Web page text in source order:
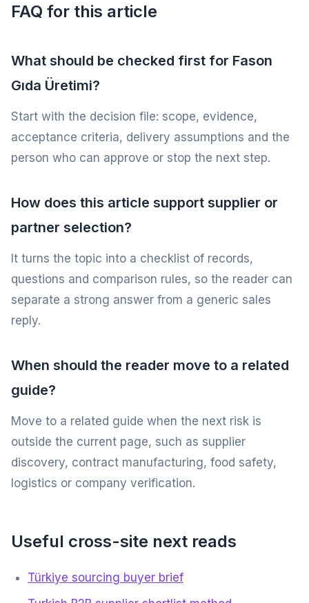
FAQ for this article
What should be checked first for Fason
Gıda Üretimi?
Start with the decision file: scope, evidence,
acceptance criteria, delivery assumptions and the
person who can approve or stop the next step.
How does this article support supplier or
partner selection?
It turns the topic into a checklist of records,
questions and comparison rules, so the reader can
separate a strong answer from a generic sales
reply.
When should the reader move to a related
guide?
Move to a related guide when the next risk is
outside the current page, such as supplier
discovery, contract manufacturing, food safety,
logistics or company verification.
Useful cross-site next reads
Türkiye sourcing buyer brief